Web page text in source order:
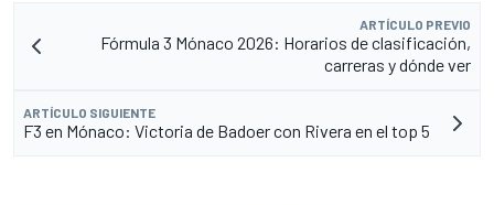
ARTÍCULO PREVIO
Fórmula 3 Mónaco 2026: Horarios de clasificación,
carreras y dónde ver
ARTÍCULO SIGUIENTE
F3 en Mónaco: Victoria de Badoer con Rivera en el top 5